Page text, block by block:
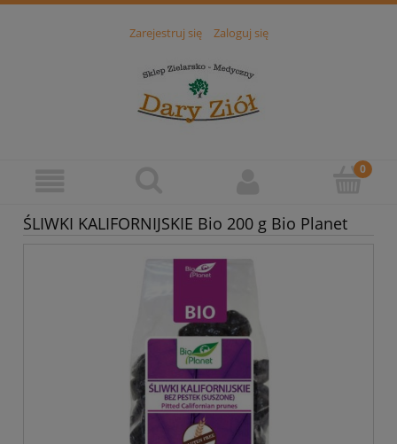
Zarejestruj się Zaloguj się
ŚLIWKI KALIFORNIJSKIE Bio 200 g Bio Planet